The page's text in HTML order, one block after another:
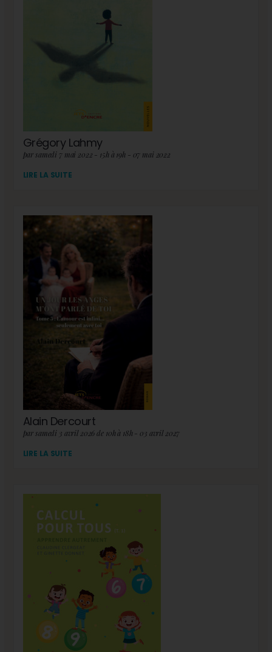
Grégory Lahmy
par samedi 7 mai 2022 - 15h à 19h - 07 mai 2022
LIRE LA SUITE
Alain Dercourt
par samedi 3 avril 2026 de 10h à 18h - 03 avril 2027
LIRE LA SUITE